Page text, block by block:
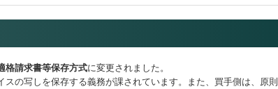
格請求書等保存方式に変更されました。
の写しを保存する義務が課されています。また、買手側は、原則